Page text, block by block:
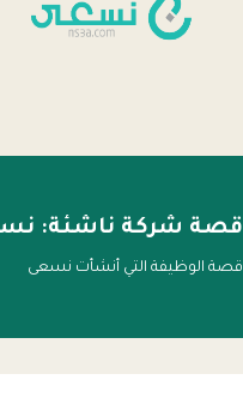
قصة شركة ناشئة:
قصة الوظيفة التي أنشأت نسعى